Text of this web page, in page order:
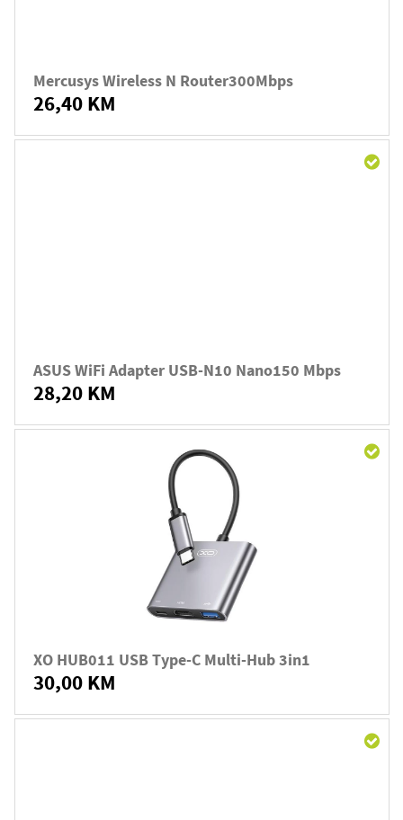
Mercusys Wireless N Router300Mbps
26,40 KM
ASUS WiFi Adapter USB-N10 Nano150 Mbps
28,20 KM
XO HUB011 USB Type-C Multi-Hub 3in1
30,00 KM